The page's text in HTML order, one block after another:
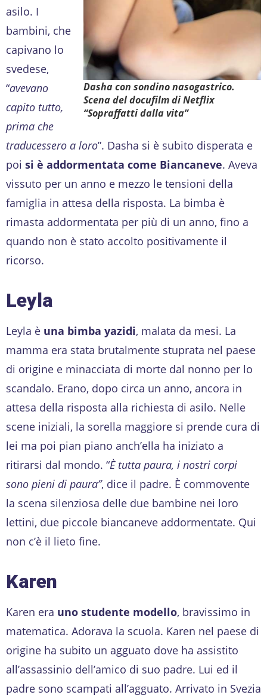
Dasha con sondino nasogastrico.
Scena del docufilm di Netflix
“Sopraffatti dalla vita”
asilo. I
bambini, che
capivano lo
svedese,
“avevano
capito tutto,
prima che
traducessero a loro”. Dasha si è subito disperata e
poi si è addormentata come Biancaneve. Aveva
vissuto per un anno e mezzo le tensioni della
famiglia in attesa della risposta. La bimba è
rimasta addormentata per più di un anno, fino a
quando non è stato accolto positivamente il
ricorso.
Leyla
Leyla è una bimba yazidi, malata da mesi. La
mamma era stata brutalmente stuprata nel paese
di origine e minacciata di morte dal nonno per lo
scandalo. Erano, dopo circa un anno, ancora in
attesa della risposta alla richiesta di asilo. Nelle
scene iniziali, la sorella maggiore si prende cura di
lei ma poi pian piano anch’ella ha iniziato a
ritirarsi dal mondo. “È tutta paura, i nostri corpi
sono pieni di paura”, dice il padre. È commovente
la scena silenziosa delle due bambine nei loro
lettini, due piccole biancaneve addormentate. Qui
non c’è il lieto fine.
Karen
Karen era uno studente modello, bravissimo in
matematica. Adorava la scuola. Karen nel paese di
origine ha subito un agguato dove ha assistito
all’assassinio dell’amico di suo padre. Lui ed il
padre sono scampati all’agguato. Arrivato in Svezia